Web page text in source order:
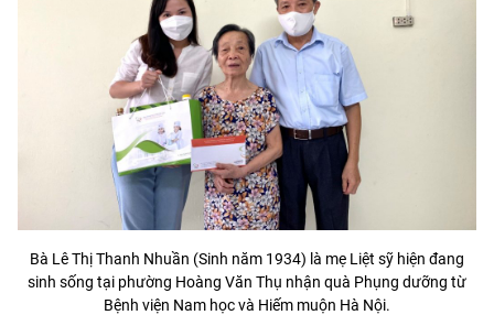
Bà Lê Thị Thanh Nhuần (Sinh năm 1934) là mẹ Liệt sỹ hiện đang
sinh sống tại phường Hoàng Văn Thụ nhận quà Phụng dưỡng từ
Bệnh viện Nam học và Hiếm muộn Hà Nội.